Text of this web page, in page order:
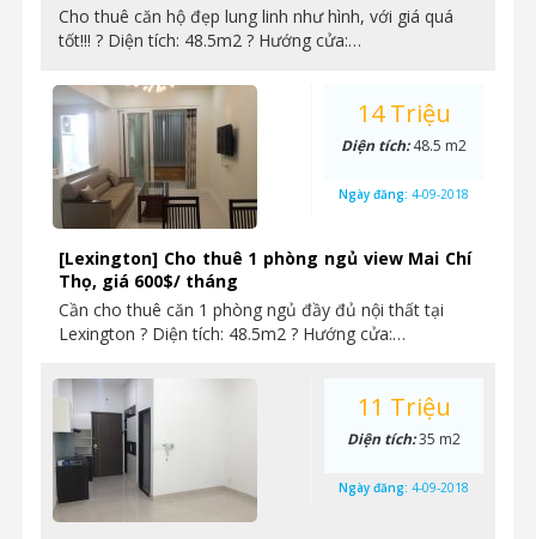
Cho thuê căn hộ đẹp lung linh như hình, với giá quá
tốt!!! ? Diện tích: 48.5m2 ? Hướng cửa:…
[Lexington] Cho thuê 1 phòng ngủ view Mai Chí
Thọ, giá 600$/ tháng
Cần cho thuê căn 1 phòng ngủ đầy đủ nội thất tại
Lexington ? Diện tích: 48.5m2 ? Hướng cửa:…
14 Triệu
Diện tích:48.5 m2
Ngày đăng: 4-09-2018
11 Triệu
Diện tích:35 m2
Ngày đăng: 4-09-2018